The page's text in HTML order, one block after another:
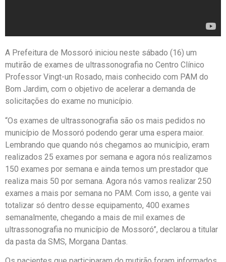
A Prefeitura de Mossoró iniciou neste sábado (16) um
mutirão de exames de ultrassonografia no Centro Clínico
Professor Vingt-un Rosado, mais conhecido com PAM do
Bom Jardim, com o objetivo de acelerar a demanda de
solicitações do exame no município.
“Os exames de ultrassonografia são os mais pedidos no
município de Mossoró podendo gerar uma espera maior.
Lembrando que quando nós chegamos ao município, eram
realizados 25 exames por semana e agora nós realizamos
150 exames por semana e ainda temos um prestador que
realiza mais 50 por semana. Agora nós vamos realizar 250
exames a mais por semana no PAM. Com isso, a gente vai
totalizar só dentro desse equipamento, 400 exames
semanalmente, chegando a mais de mil exames de
ultrassonografia no município de Mossoró”, declarou a titular
da pasta da SMS, Morgana Dantas.